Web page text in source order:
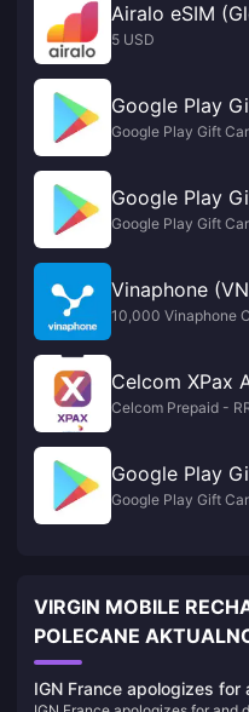
Airalo eSIM
5 USD
Google Play
Google Play Gift
Google Play
Google Play Gift
Vinaphone
10,000 Vinaphone
Celcom XPax
Celcom Prepaid -
Google Play
Google Play Gift
VIRGIN MOBILE
POLECANE
IGN France apologizes